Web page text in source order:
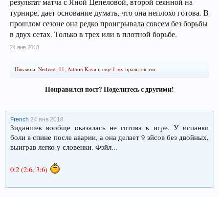
турнире, дает основание думать, что она неплохо готова. В
прошлом сезоне она редко проигрывала совсем без борьбы
в двух сетах. Только в трех или в плотной борьбе.
24 янв 2018
Няважна, Nedved_11, Admin Kava и ещё 1-му нравится это.
Понравился пост? Поделитесь с другими!
French 24 янв 2018
Зиданшек вообще оказалась не готова к игре. У испанки
боли в спине после аварии, а она делает 9 эйсов без двойных,
выиграв легко у словенки. Фэйл...
0:2 (2:6, 3:6)